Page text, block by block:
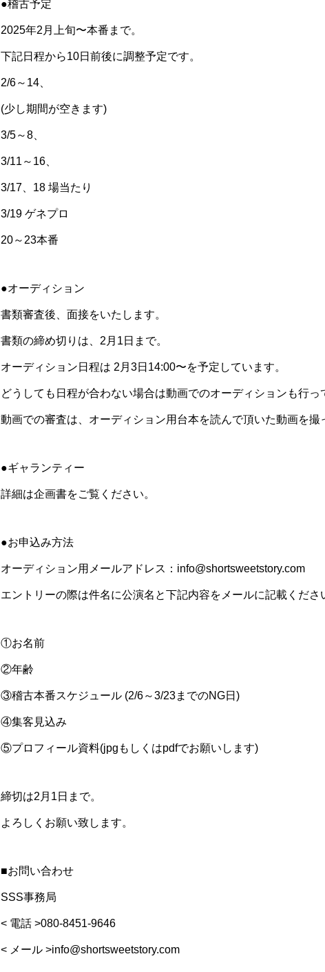
●稽古予定
2025年2月上旬〜本番まで。
下記日程から10日前後に調整予定です。
2/6～14、
(少し期間が空きます)
3/5～8、
3/11～16、
3/17、18 場当たり
3/19 ゲネプロ
20～23本番
●オーディション
書類審査後、面接をいたします。
書類の締め切りは、2月1日まで。
オーディション日程は 2月3日14:00〜を予定しています。
どうしても日程が合わない場合は動画でのオーディションも行っ
動画での審査は、オーディション用台本を読んで頂いた動画を
●ギャランティー
詳細は企画書をご覧ください。
●お申込み方法
オーディション用メールアドレス：info@shortsweetstory.com
エントリーの際は件名に公演名と下記内容をメールに記載くださ
①お名前
②年齢
③稽古本番スケジュール (2/6～3/23までのNG日)
④集客見込み
⑤プロフィール資料(jpgもしくはpdfでお願いします)
締切は2月1日まで。
よろしくお願い致します。
■お問い合わせ
SSS事務局
< 電話 >080-8451-9646
< メール >info@shortsweetstory.com